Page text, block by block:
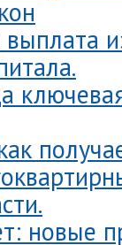
новые